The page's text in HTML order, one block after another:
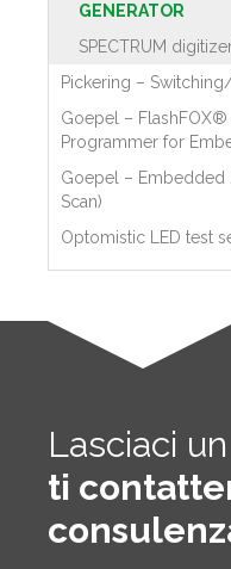
GENERATOR
SPECTRUM
Pickering –
Goepel –
Programmer for
Goepel – Embedded
Scan)
Optomistic LED test
Lasciaci
ti